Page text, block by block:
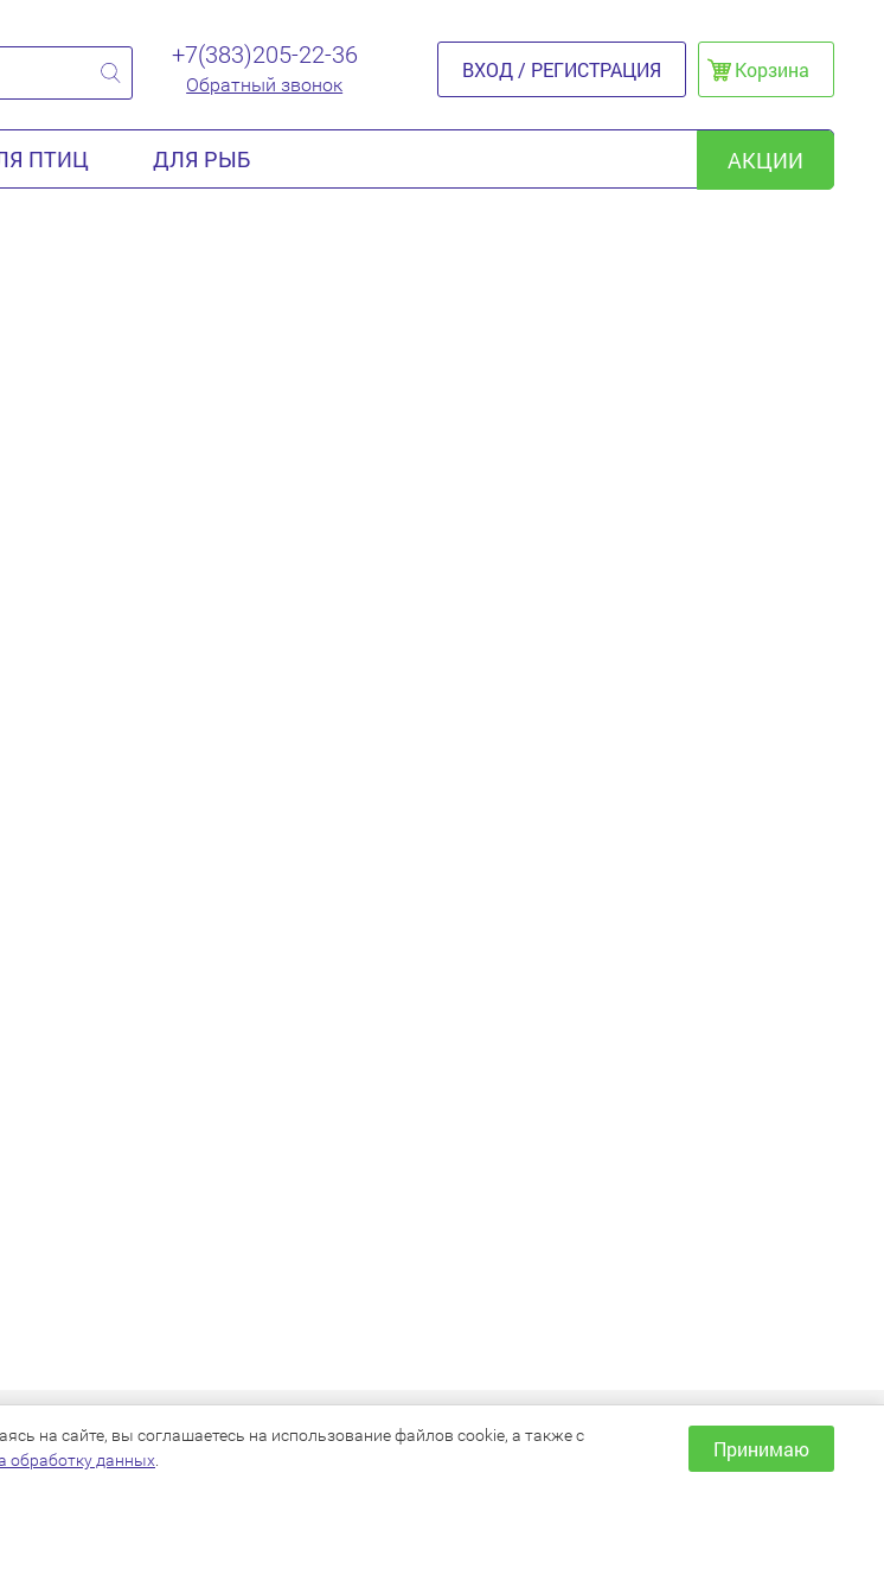
+7(383)205-22-36
Обратный звонок
ВХОД / РЕГИСТРАЦИЯ Корзина
ПТИЦ ДЛЯ РЫБ АКЦИИ
ИНФОРМАЦИЯ
Как сделать заказ?
на сайте, вы соглашаетесь на использование файлов cookie, а также с
обработку данных Принимаю